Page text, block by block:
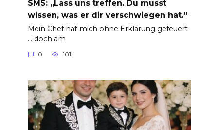
SMS: „Lass uns treffen. Du musst
wissen, was er dir verschwiegen hat.“
Mein Chef hat mich ohne Erklärung gefeuert
… doch am
0 101